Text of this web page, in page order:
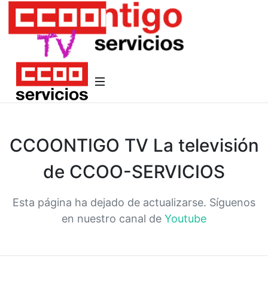
CCOONTIGO TV La televisión
de CCOO-SERVICIOS
Esta página ha dejado de actualizarse. Síguenos
en nuestro canal de Youtube